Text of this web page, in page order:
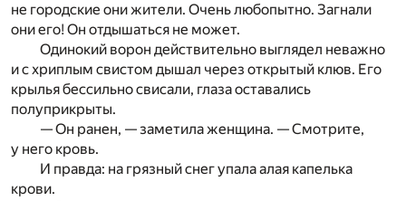
не городские они жители. Очень любопытно. Загнали
они его! Он отдышаться не может.
Одинокий ворон действительно выглядел неважно
и с хриплым свистом дышал через открытый клюв. Его
крылья бессильно свисали, глаза оставались
полуприкрыты.
— Он ранен, — заметила женщина. — Смотрите,
у него кровь.
И правда: на грязный снег упала алая капелька
крови.